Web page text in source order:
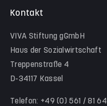
Team Kassel
Team Werra-Meißner-Kreis
Krippe Nordlicht
Waldorfkindergarten
Familienzentren
Familienzentrum
Stadtteilhelfer*innen Nord-
Kontakt
VIVA Stiftung gGmbH
Haus der Sozialwirtschaft
Treppenstraße 4
D-34117 Kassel
Telefon: +49 (0) 561 / 81